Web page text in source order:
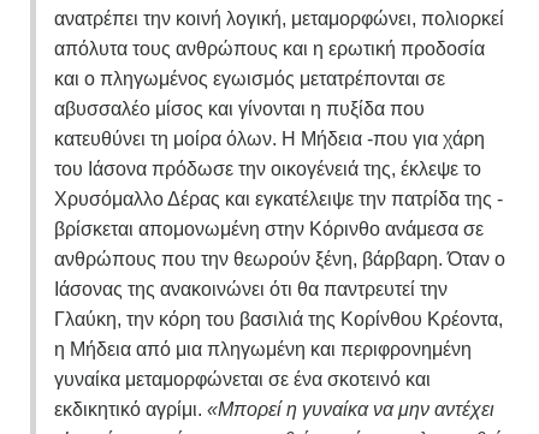
ανατρέπει την κοινή λογική, μεταμορφώνει, πολιορκεί
απόλυτα τους ανθρώπους και η ερωτική προδοσία
και ο πληγωμένος εγωισμός μετατρέπονται σε
αβυσσαλέο μίσος και γίνονται η πυξίδα που
κατευθύνει τη μοίρα όλων. Η Μήδεια -που για χάρη
του Ιάσονα πρόδωσε την οικογένειά της, έκλεψε το
Χρυσόμαλλο Δέρας και εγκατέλειψε την πατρίδα της -
βρίσκεται απομονωμένη στην Κόρινθο ανάμεσα σε
ανθρώπους που την θεωρούν ξένη, βάρβαρη. Όταν ο
Ιάσονας της ανακοινώνει ότι θα παντρευτεί την
Γλαύκη, την κόρη του βασιλιά της Κορίνθου Κρέοντα,
η Μήδεια από μια πληγωμένη και περιφρονημένη
γυναίκα μεταμορφώνεται σε ένα σκοτεινό και
εκδικητικό αγρίμι. «Μπορεί η γυναίκα να μην αντέχει